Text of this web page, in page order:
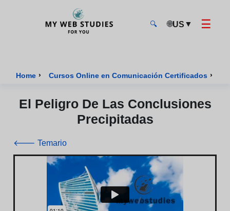
🔍 🌐US ▼ ☰
Home › Cursos Online en Comunicación Certificados ›
El Peligro De Las Conclusiones
Precipitadas
🡐 Temario